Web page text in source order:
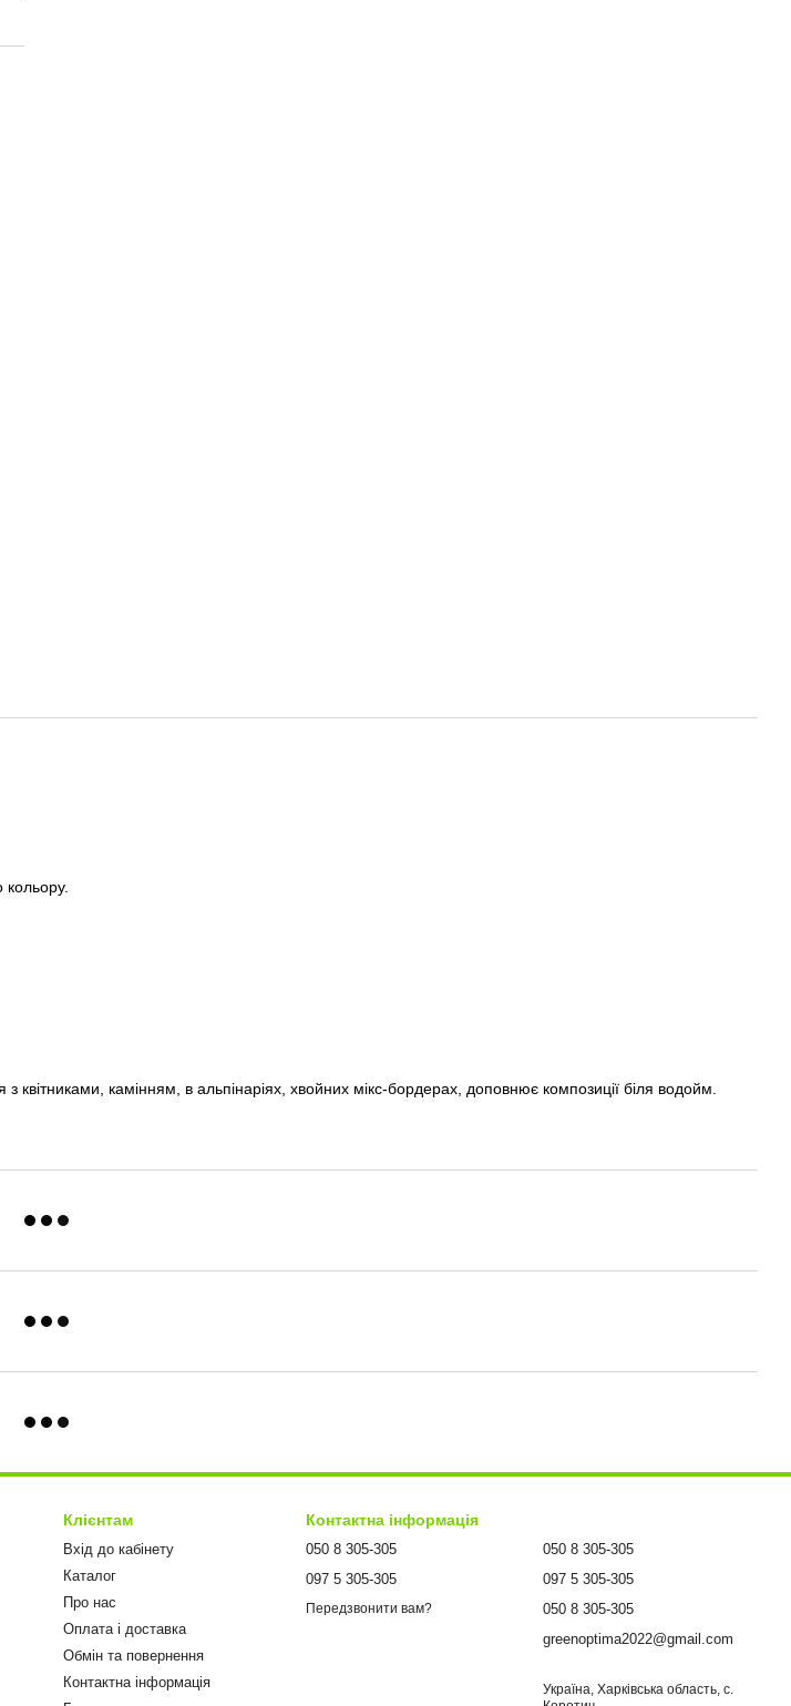
камінням, в альпінаріях, хвойних мікс-бордерах, доповнює композиції біля водойм.
Клієнтам
Вхід до кабінету
Каталог
Про нас
Оплата і доставка
Обмін та повернення
Контактна інформація
Контактна інформація
050 8 305-305
097 5 305-305
Передзвонити вам?
050 8 305-305
097 5 305-305
050 8 305-305
greenoptima2022@gmail.com
Україна, Харківська область, с.